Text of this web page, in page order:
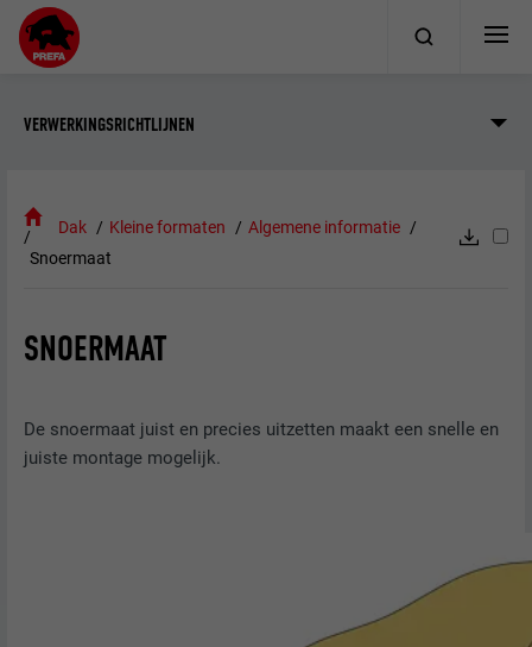
VERWERKINGSRICHTLIJNEN
Dak Kleine formaten
Algemene informatie
Snoermaat
SNOERMAAT
De snoermaat juist en precies uitzetten maakt een snelle en
juiste montage mogelijk.